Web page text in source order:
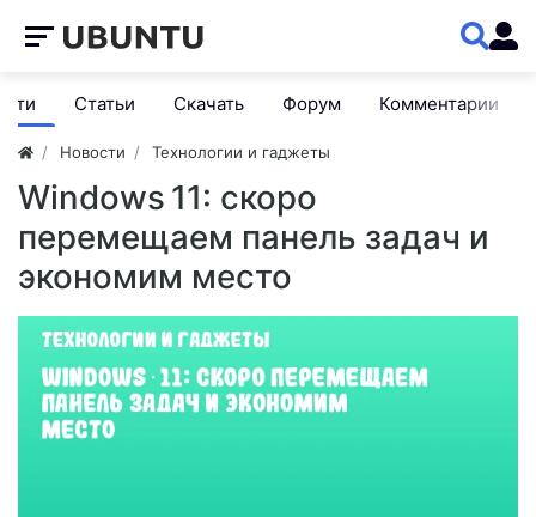
Статьи Скачать Форум Комментарии
Новости Технологии и гаджеты
Windows 11: скоро
перемещаем панель задач и
экономим место